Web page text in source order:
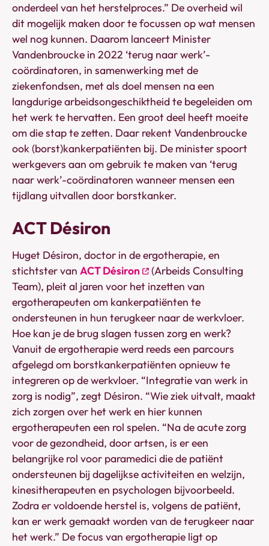
onderdeel van het herstelproces.” De overheid wil
dit mogelijk maken door te focussen op wat mensen
wel nog kunnen. Daarom lanceert Minister
Vandenbroucke in 2022 ‘terug naar werk’-
coördinatoren, in samenwerking met de
ziekenfondsen, met als doel mensen na een
langdurige arbeidsongeschiktheid te begeleiden om
het werk te hervatten. Een groot deel heeft moeite
om die stap te zetten. Daar rekent Vandenbroucke
ook (borst)kankerpatiënten bij. De minister spoort
werkgevers aan om gebruik te maken van ‘terug
naar werk’-coördinatoren wanneer mensen een
tijdlang uitvallen door borstkanker.
ACT Désiron
Huget Désiron, doctor in de ergotherapie, en
stichtster van ACT Désiron
(Arbeids Consulting
Team), pleit al jaren voor het inzetten van
ergotherapeuten om kankerpatiënten te
ondersteunen in hun terugkeer naar de werkvloer.
Hoe kan je de brug slagen tussen zorg en werk?
Vanuit de ergotherapie werd reeds een parcours
afgelegd om borstkankerpatiënten opnieuw te
integreren op de werkvloer. “Integratie van werk in
zorg is nodig”, zegt Désiron. “Wie ziek uitvalt, maakt
zich zorgen over het werk en hier kunnen
ergotherapeuten een rol spelen. “Na de acute zorg
voor de gezondheid, door artsen, is er een
belangrijke rol voor paramedici die de patiënt
ondersteunen bij dagelijkse activiteiten en welzijn,
kinesitherapeuten en psychologen bijvoorbeeld.
Zodra er voldoende herstel is, volgens de patiënt,
kan er werk gemaakt worden van de terugkeer naar
het werk.” De focus van ergotherapie ligt op